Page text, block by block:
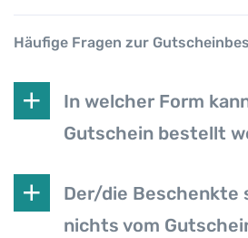
Häufige Fragen zur
In welcher Form
Gutschein bestellt
Der/die Beschenkte
nichts vom